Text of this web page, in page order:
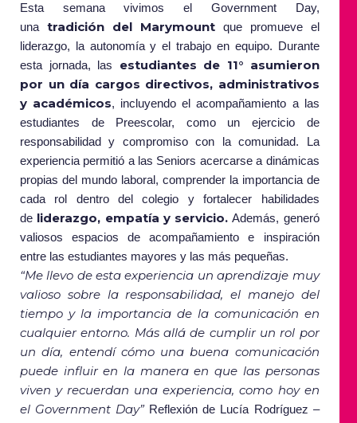
Esta semana vivimos el Government Day,
una tradición del Marymount que promueve el
liderazgo, la autonomía y el trabajo en equipo. Durante
esta jornada, las estudiantes de 11° asumieron
por un día cargos directivos, administrativos
y académicos, incluyendo el acompañamiento a las
estudiantes de Preescolar, como un ejercicio de
responsabilidad y compromiso con la comunidad. La
experiencia permitió a las Seniors acercarse a dinámicas
propias del mundo laboral, comprender la importancia de
cada rol dentro del colegio y fortalecer habilidades
de liderazgo, empatía y servicio.Además, generó
valiosos espacios de acompañamiento e inspiración
entre las estudiantes mayores y las más pequeñas.
“Me llevo de esta experiencia un aprendizaje muy
valioso sobre la responsabilidad, el manejo del
tiempo y la importancia de la comunicación en
cualquier entorno. Más allá de cumplir un rol por
un día, entendí cómo una buena comunicación
puede influir en la manera en que las personas
viven y recuerdan una experiencia, como hoy en
el Government Day” Reflexión de Lucía Rodríguez –